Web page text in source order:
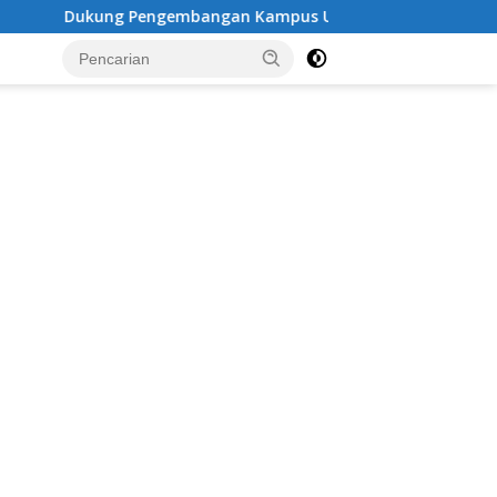
Kampus UNESA di Pusat Kota, Riyono Caping: